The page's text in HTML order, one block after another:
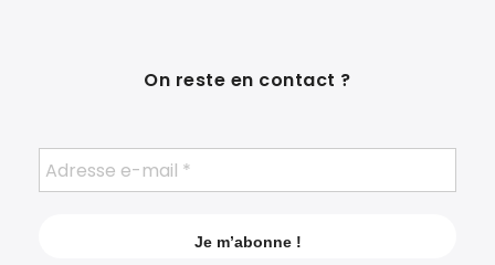
On reste en contact ?